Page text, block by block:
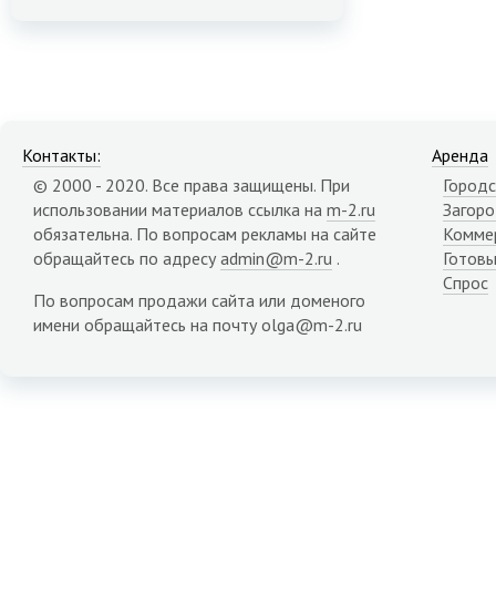
Контакты:
© 2000 - 2020. Все права защищены. При
использовании материалов ссылка на m-2.ru
обязательна. По вопросам рекламы на сайте
обращайтесь по адресу admin@m-2.ru .
По вопросам продажи сайта или доменого
имени обращайтесь на почту olga@m-2.ru
Аренда
Спрос